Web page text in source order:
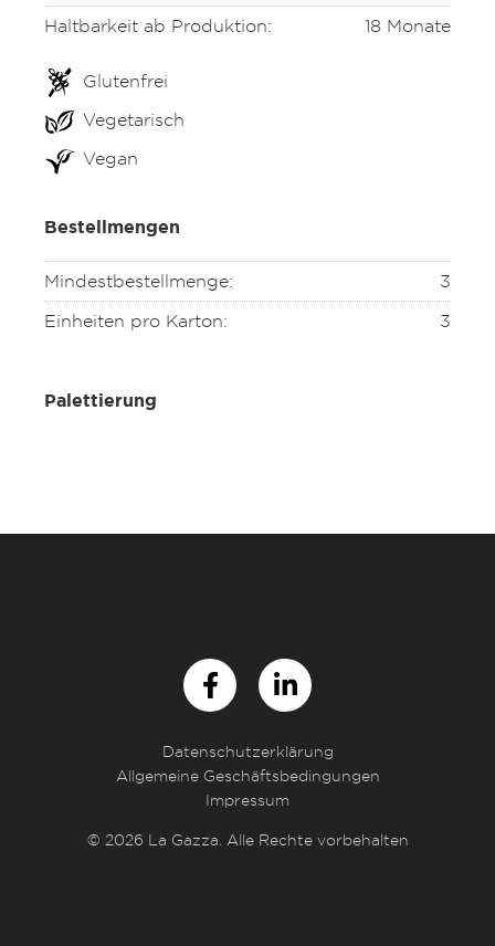
Haltbarkeit ab Produktion: 18 Monate
Glutenfrei
Vegetarisch
Vegan
Bestellmengen
Mindestbestellmenge:
3
Einheiten pro Karton:
3
Palettierung
Datenschutzerklärung
Allgemeine Geschäftsbedingungen
Impressum
© 2026 La Gazza. Alle Rechte vorbehalten